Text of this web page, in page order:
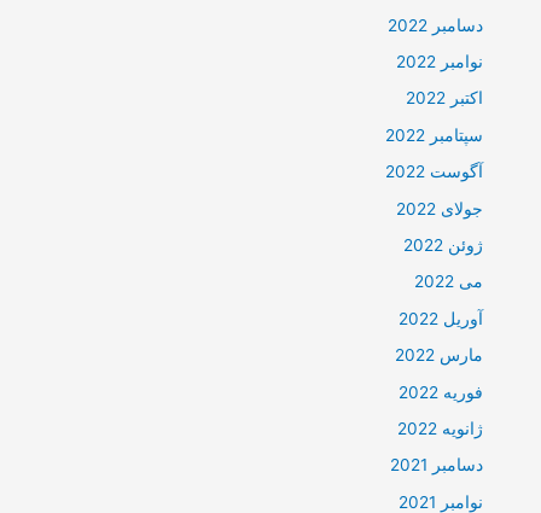
دسامبر 2022
نوامبر 2022
اکتبر 2022
سپتامبر 2022
آگوست 2022
جولای 2022
ژوئن 2022
می 2022
آوریل 2022
مارس 2022
فوریه 2022
ژانویه 2022
دسامبر 2021
نوامبر 2021